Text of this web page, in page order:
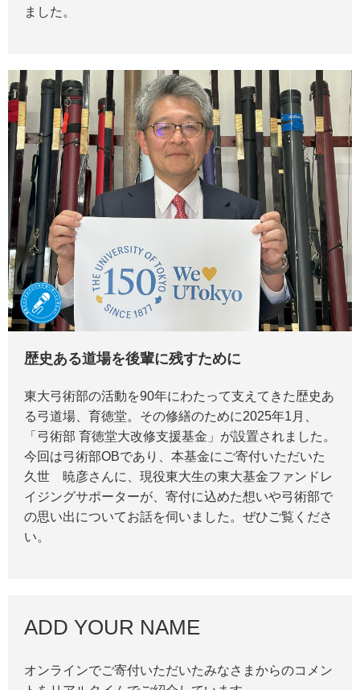
ました。
歴史ある道場を後輩に残すために
東大弓術部の活動を90年にわたって支えてきた歴史あ
る弓道場、育徳堂。その修繕のために2025年1月、
「弓術部 育徳堂大改修支援基金」が設置されました。
今回は弓術部OBであり、本基金にご寄付いただいた
久世 暁彦さんに、現役東大生の東大基金ファンドレ
イジングサポーターが、寄付に込めた想いや弓術部で
の思い出についてお話を伺いました。ぜひご覧くださ
い。
ADD YOUR NAME
オンラインでご寄付いただいたみなさまからのコメン